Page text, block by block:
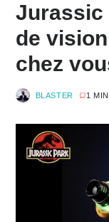
Jurassic
de
chez
BLASTER 1